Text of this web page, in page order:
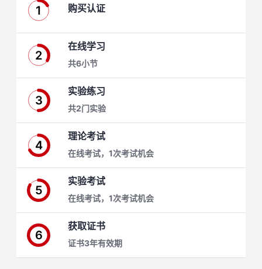
习
径
在
课
程
实
验
我
的
活
动
我
的
关
1 购买认证
2
在线学习
共6小节
3
实验练习
共2门实验
4
理论考试
在线考试，1次考试机会
5
实验考试
在线考试，1次考试机会
6
获取证书
证书3年有效期